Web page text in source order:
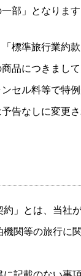
部」となります
標準旅行業約
品につきまし
セル料等で特
告なしに変更
約」とは、当社
機関等の旅行に